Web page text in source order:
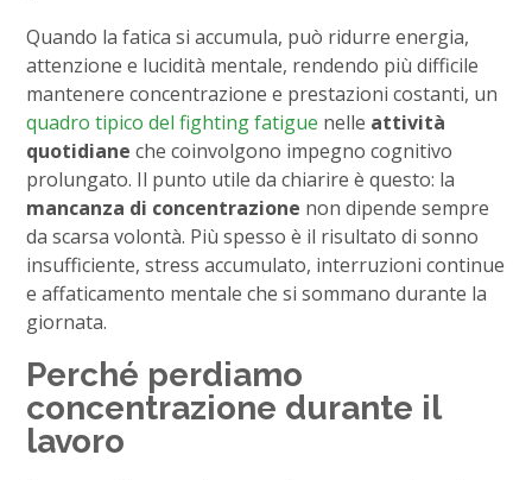
Quando la fatica si accumula, può ridurre energia,
attenzione e lucidità mentale, rendendo più difficile
mantenere concentrazione e prestazioni costanti, un
quadro tipico del fighting fatigue nelle attività
quotidiane che coinvolgono impegno cognitivo
prolungato. Il punto utile da chiarire è questo: la
mancanza di concentrazione non dipende sempre
da scarsa volontà. Più spesso è il risultato di sonno
insufficiente, stress accumulato, interruzioni continue
e affaticamento mentale che si sommano durante la
giornata.
Perché perdiamo
concentrazione durante il
lavoro